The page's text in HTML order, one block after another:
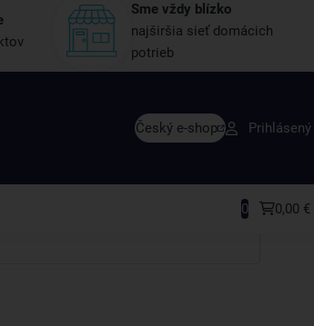
Sme vždy blízko
najširšia sieť domácich
potrieb
Český e-shop Prihlásený
0 0,00 €